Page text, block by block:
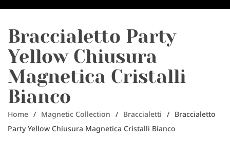
Braccialetto Party
Yellow Chiusura
Magnetica Cristalli
Bianco
Home / Magnetic Collection / Braccialetti / Braccialetto
Party Yellow Chiusura Magnetica Cristalli Bianco